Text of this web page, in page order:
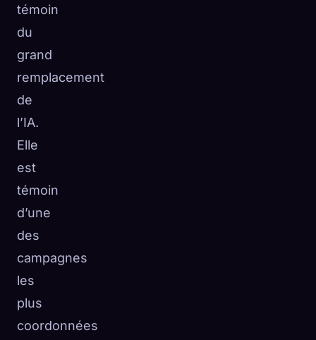
témoin
du
grand
remplacement
de
l’IA.
Elle
est
témoin
d’une
des
campagnes
les
plus
coordonnées